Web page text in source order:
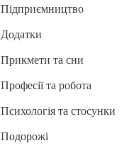
Підприємництво
Додатки
Прикмети та сни
Професії та робота
Психологія та стосунки
Подорожі